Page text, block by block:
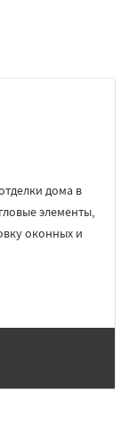
дома в
элементы,
оконных и